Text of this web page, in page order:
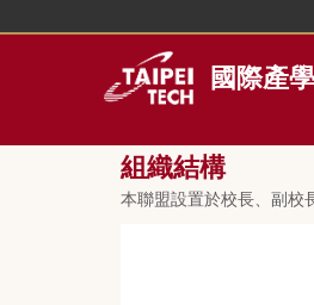
容
國際產
組織結構
本聯盟設置於校長、副校